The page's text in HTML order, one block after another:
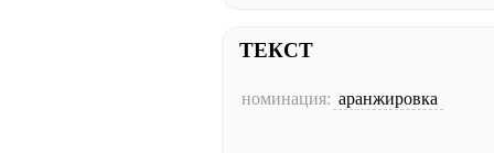
ТЕКСТ
номинация: аранжировка